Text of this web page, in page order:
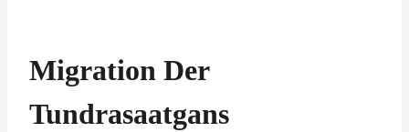
Migration Der
Tundrasaatgans